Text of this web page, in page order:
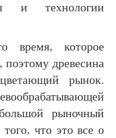
и технологии
время, которое
поэтому древесина
рынок.
рыночный
что это все о